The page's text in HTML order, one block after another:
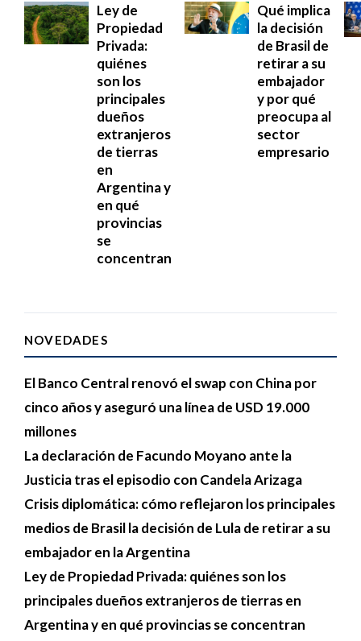
Ley de
Propiedad
Privada:
quiénes
son los
principales
dueños
extranjeros
de tierras
en
Argentina y
en qué
provincias
se
concentran
Qué implica
la decisión
de Brasil de
retirar a su
embajador
y por qué
preocupa al
sector
empresario
NOVEDADES
El Banco Central renovó el swap con China por
cinco años y aseguró una línea de USD 19.000
millones
La declaración de Facundo Moyano ante la
Justicia tras el episodio con Candela Arizaga
Crisis diplomática: cómo reflejaron los principales
medios de Brasil la decisión de Lula de retirar a su
embajador en la Argentina
Ley de Propiedad Privada: quiénes son los
principales dueños extranjeros de tierras en
Argentina y en qué provincias se concentran